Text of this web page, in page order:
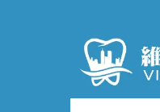
牙齦萎縮